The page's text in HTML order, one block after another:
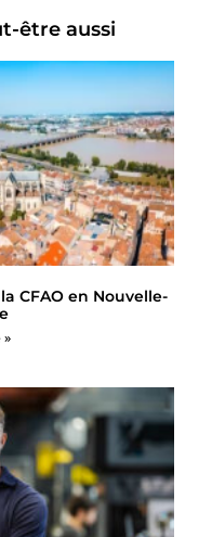
être aussi
CFAO en Nouvelle-
»